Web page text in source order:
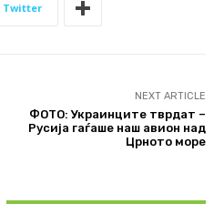
Twitter
NEXT ARTICLE
ФОТО: Украинците тврдат –
Русија гаѓаше наш авион над
Црното море